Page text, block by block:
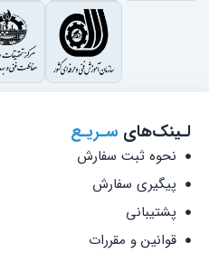
لـینک‌های سـریـع
نحوه ثبت سفارش
پیگیری سفارش
پشتیبانی
قوانین و مقررات